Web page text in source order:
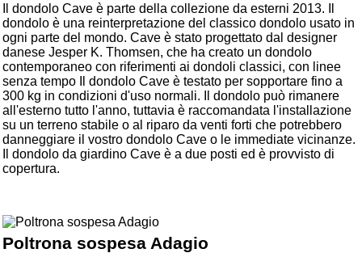
Il dondolo Cave è parte della collezione da esterni 2013. Il
dondolo è una reinterpretazione del classico dondolo usato in
ogni parte del mondo. Cave è stato progettato dal designer
danese Jesper K. Thomsen, che ha creato un dondolo
contemporaneo con riferimenti ai dondoli classici, con linee
senza tempo Il dondolo Cave è testato per sopportare fino a
300 kg in condizioni d'uso normali. Il dondolo può rimanere
all'esterno tutto l'anno, tuttavia è raccomandata l'installazione
su un terreno stabile o al riparo da venti forti che potrebbero
danneggiare il vostro dondolo Cave o le immediate vicinanze.
Il dondolo da giardino Cave è a due posti ed è provvisto di
copertura.
Poltrona sospesa Adagio